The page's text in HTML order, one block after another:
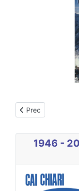
Articolo
Prec
1946 -